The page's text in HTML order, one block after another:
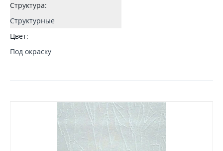
Структура:
Структурные
Цвет:
Под окраску